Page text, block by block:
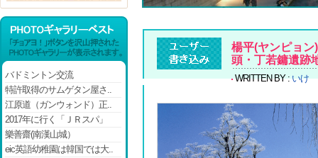
バドミントン交流
特許取得のサムゲタン屋さ..
江原道（ガンウォンド）正..
2017年に行く「ＪＲスパ」
樂善齋(南漢山城）
eic英語幼稚園は韓国では大..
楊平(ヤンピョ
頭・丁若鏞遺跡
WRITTEN BY :いけ